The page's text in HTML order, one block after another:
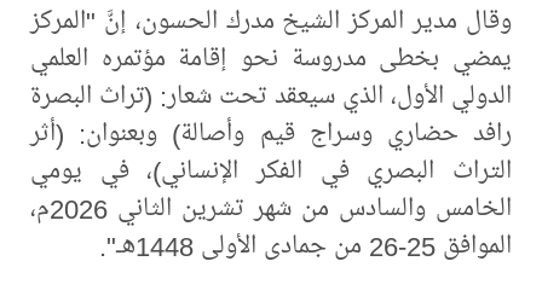
وقال مدير المركز الشيخ مدرك الحسون، إنَّ "المركز
يمضي بخطى مدروسة نحو إقامة مؤتمره العلمي
الدولي الأول، الذي سيعقد تحت شعار: (تراث البصرة
رافد حضاري وسراج قيم وأصالة) وبعنوان: (أثر
التراث البصري في الفكر الإنساني)، في يومي
الخامس والسادس من شهر تشرين الثاني 2026م،
الموافق 25-26 من جمادى الأولى 1448هـ".